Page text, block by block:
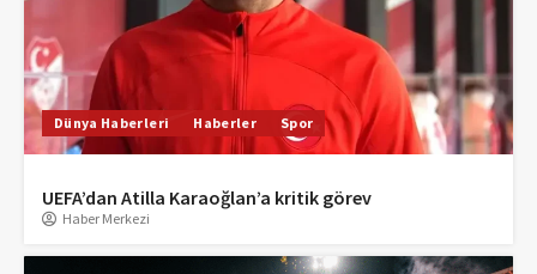
Dünya Haberleri Haberler Spor
UEFA’dan Atilla Karaoğlan’a kritik görev
Haber Merkezi